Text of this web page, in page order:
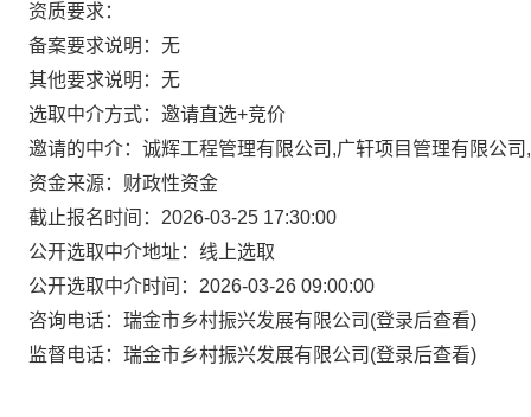
资质要求：
备案要求说明：无
其他要求说明：无
选取中介方式：邀请直选+竞价
邀请的中介：诚辉工程管理有限公司,广轩项目管理有限公
资金来源：财政性资金
截止报名时间：2026-03-25 17:30:00
公开选取中介地址：线上选取
公开选取中介时间：2026-03-26 09:00:00
咨询电话：瑞金市乡村振兴发展有限公司(登录后查看)
监督电话：瑞金市乡村振兴发展有限公司(登录后查看)